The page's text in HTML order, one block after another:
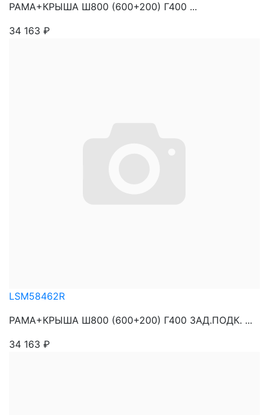
РАМА+КРЫША Ш800 (600+200) Г400 ...
34 163 ₽
LSM58462R
РАМА+КРЫША Ш800 (600+200) Г400 ЗАД.ПОДК. ...
34 163 ₽